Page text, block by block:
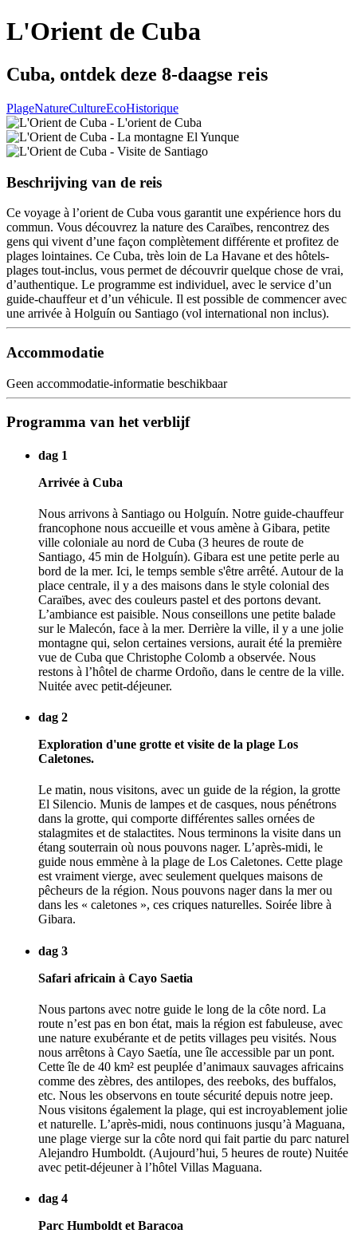
L'Orient de Cuba
Cuba, ontdek deze 8-daagse reis
PlageNatureCultureEcoHistorique
Beschrijving van de reis
Ce voyage à l’orient de Cuba vous garantit une expérience hors du
commun. Vous découvrez la nature des Caraïbes, rencontrez des
gens qui vivent d’une façon complètement différente et profitez de
plages lointaines. Ce Cuba, très loin de La Havane et des hôtels-
plages tout-inclus, vous permet de découvrir quelque chose de vrai,
d’authentique. Le programme est individuel, avec le service d’un
guide-chauffeur et d’un véhicule. Il est possible de commencer avec
une arrivée à Holguín ou Santiago (vol international non inclus).
Accommodatie
Geen accommodatie-informatie beschikbaar
Programma van het verblijf
dag 1
Arrivée à Cuba
Nous arrivons à Santiago ou Holguín. Notre guide-chauffeur
francophone nous accueille et vous amène à Gibara, petite
ville coloniale au nord de Cuba (3 heures de route de
Santiago, 45 min de Holguín). Gibara est une petite perle au
bord de la mer. Ici, le temps semble s'être arrêté. Autour de la
place centrale, il y a des maisons dans le style colonial des
Caraïbes, avec des couleurs pastel et des portons devant.
L’ambiance est paisible. Nous conseillons une petite balade
sur le Malecón, face à la mer. Derrière la ville, il y a une jolie
montagne qui, selon certaines versions, aurait été la première
vue de Cuba que Christophe Colomb a observée. Nous
restons à l’hôtel de charme Ordoño, dans le centre de la ville.
Nuitée avec petit-déjeuner.
dag 2
Exploration d'une grotte et visite de la plage Los
Caletones.
Le matin, nous visitons, avec un guide de la région, la grotte
El Silencio. Munis de lampes et de casques, nous pénétrons
dans la grotte, qui comporte différentes salles ornées de
stalagmites et de stalactites. Nous terminons la visite dans un
étang souterrain où nous pouvons nager. L’après-midi, le
guide nous emmène à la plage de Los Caletones. Cette plage
est vraiment vierge, avec seulement quelques maisons de
pêcheurs de la région. Nous pouvons nager dans la mer ou
dans les « caletones », ces criques naturelles. Soirée libre à
Gibara.
dag 3
Safari africain à Cayo Saetia
Nous partons avec notre guide le long de la côte nord. La
route n’est pas en bon état, mais la région est fabuleuse, avec
une nature exubérante et de petits villages peu visités. Nous
nous arrêtons à Cayo Saetía, une île accessible par un pont.
Cette île de 40 km² est peuplée d’animaux sauvages africains
comme des zèbres, des antilopes, des reeboks, des buffalos,
etc. Nous les observons en toute sécurité depuis notre jeep.
Nous visitons également la plage, qui est incroyablement jolie
et naturelle. L’après-midi, nous continuons jusqu’à Maguana,
une plage vierge sur la côte nord qui fait partie du parc naturel
Alejandro Humboldt. (Aujourd’hui, 5 heures de route) Nuitée
avec petit-déjeuner à l’hôtel Villas Maguana.
dag 4
Parc Humboldt et Baracoa